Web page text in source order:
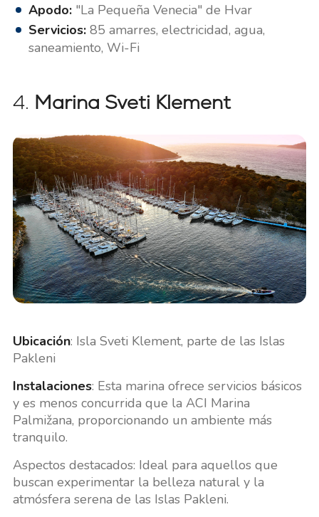
Apodo:"La Pequeña Venecia" de Hvar
Servicios:85 amarres, electricidad, agua,
saneamiento, Wi-Fi
4. Marina Sveti Klement
Ubicación: Isla Sveti Klement, parte de las Islas
Pakleni
Instalaciones: Esta marina ofrece servicios básicos
y es menos concurrida que la ACI Marina
Palmižana, proporcionando un ambiente más
tranquilo.
Aspectos destacados: Ideal para aquellos que
buscan experimentar la belleza natural y la
atmósfera serena de las Islas Pakleni.